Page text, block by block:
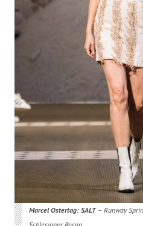
Marcel Ostertag: SALT– Runway